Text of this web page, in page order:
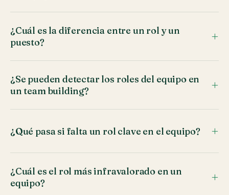
¿Cuál es la diferencia entre un rol y un
puesto?
¿Se pueden detectar los roles del equipo en
un team building?
¿Qué pasa si falta un rol clave en el equipo?
¿Cuál es el rol más infravalorado en un
equipo?